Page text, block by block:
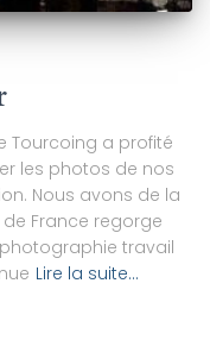
Tourcoing a profité
les photos de nos
Nous avons de la
France regorge
travail
Lire la suite…